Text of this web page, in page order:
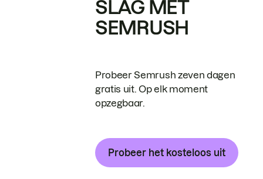
SLAG MET
SEMRUSH
Probeer Semrush zeven dagen
gratis uit. Op elk moment
opzegbaar.
Probeer het kosteloos uit